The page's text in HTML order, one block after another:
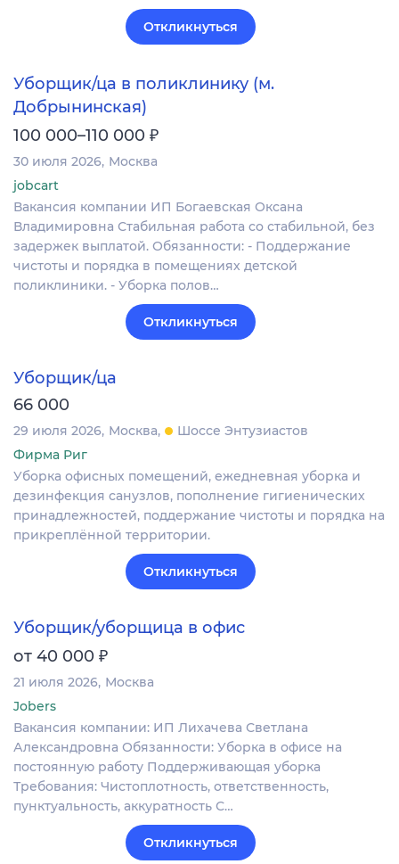
Откликнуться
Уборщик/ца в поликлинику (м.
Добрынинская)
100 000–110 000 ₽
30 июля 2026 Москва
jobcart
Вакансия компании ИП Богаевская Оксана
Владимировна Стабильная работа со стабильной, без
задержек выплатой. Обязанности: - Поддержание
чистоты и порядка в помещениях детской
поликлиники. - Уборка полов…
Откликнуться
Уборщик/ца
66 000
29 июля 2026 Москва
Шоссе Энтузиастов
Фирма Риг
Уборка офисных помещений, ежедневная уборка и
дезинфекция санузлов, пополнение гигиенических
принадлежностей, поддержание чистоты и порядка на
прикреплённой территории.
Откликнуться
Уборщик/уборщица в офис
от 40 000 ₽
21 июля 2026 Москва
Jobers
Вакансия компании: ИП Лихачева Светлана
Александровна Обязанности: Уборка в офисе на
постоянную работу Поддерживающая уборка
Требования: Чистоплотность, ответственность,
пунктуальность, аккуратность С…
Откликнуться